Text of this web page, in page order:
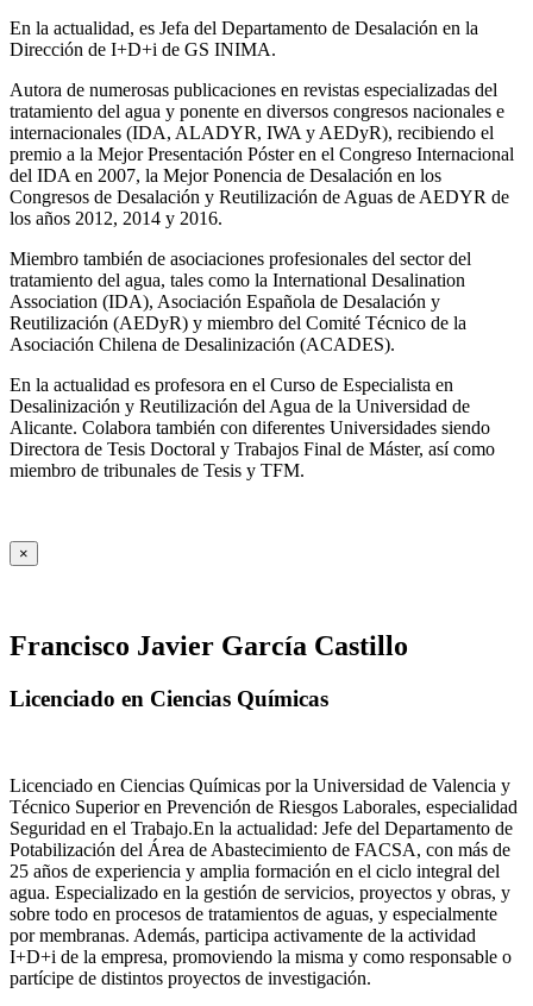
En la actualidad, es Jefa del Departamento de Desalación en la
Dirección de I+D+i de GS INIMA.
Autora de numerosas publicaciones en revistas especializadas del
tratamiento del agua y ponente en diversos congresos nacionales e
internacionales (IDA, ALADYR, IWA y AEDyR), recibiendo el
premio a la Mejor Presentación Póster en el Congreso Internacional
del IDA en 2007, la Mejor Ponencia de Desalación en los
Congresos de Desalación y Reutilización de Aguas de AEDYR de
los años 2012, 2014 y 2016.
Miembro también de asociaciones profesionales del sector del
tratamiento del agua, tales como la International Desalination
Association (IDA), Asociación Española de Desalación y
Reutilización (AEDyR) y miembro del Comité Técnico de la
Asociación Chilena de Desalinización (ACADES).
En la actualidad es profesora en el Curso de Especialista en
Desalinización y Reutilización del Agua de la Universidad de
Alicante. Colabora también con diferentes Universidades siendo
Directora de Tesis Doctoral y Trabajos Final de Máster, así como
miembro de tribunales de Tesis y TFM.
×
Francisco Javier García Castillo
Licenciado en Ciencias Químicas
Licenciado en Ciencias Químicas por la Universidad de Valencia y
Técnico Superior en Prevención de Riesgos Laborales, especialidad
Seguridad en el Trabajo.En la actualidad: Jefe del Departamento de
Potabilización del Área de Abastecimiento de FACSA, con más de
25 años de experiencia y amplia formación en el ciclo integral del
agua. Especializado en la gestión de servicios, proyectos y obras, y
sobre todo en procesos de tratamientos de aguas, y especialmente
por membranas. Además, participa activamente de la actividad
I+D+i de la empresa, promoviendo la misma y como responsable o
partícipe de distintos proyectos de investigación.